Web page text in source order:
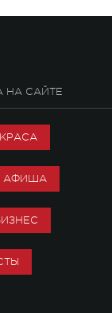
НА САЙТЕ
КРАСА
АФИША